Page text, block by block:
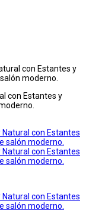
con Estantes y
moderno.